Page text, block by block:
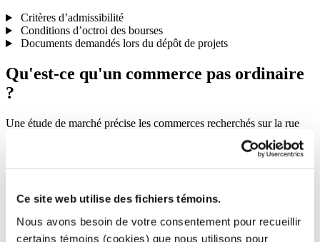
Ce site web utilise des fichiers témoins.
Nous avons besoin de votre consentement pour recueillir
certains témoins (cookies) que nous utilisons pour
Critères d’admissibilité
Conditions d’octroi des bourses
Documents demandés lors du dépôt de projets
Qu'est-ce qu'un commerce pas ordinaire
?
Une étude de marché précise les commerces recherchés sur la rue
étude a permis de documenter les besoins, les habitudes de
consommation et les attentes envers cette section de l’artère